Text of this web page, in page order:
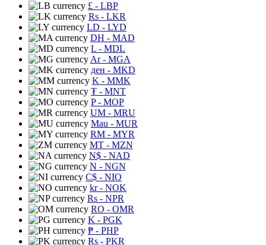
£ - LBP
Rs - LKR
LD - LYD
DH - MAD
L - MDL
Ar- MGA
ден - MKD
K - MMK
₮ - MNT
P- MOP
UM - MRU
Mau - MUR
RM - MYR
MT - MZN
N$ - NAD
N - NGN
C$ - NIO
kr- NOK
Rs - NPR
RO - OMR
K - PGK
₱ - PHP
Rs - PKR